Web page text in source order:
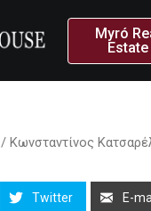
Myró
Estate
/ Κωνσταντίνος
Twitter E-